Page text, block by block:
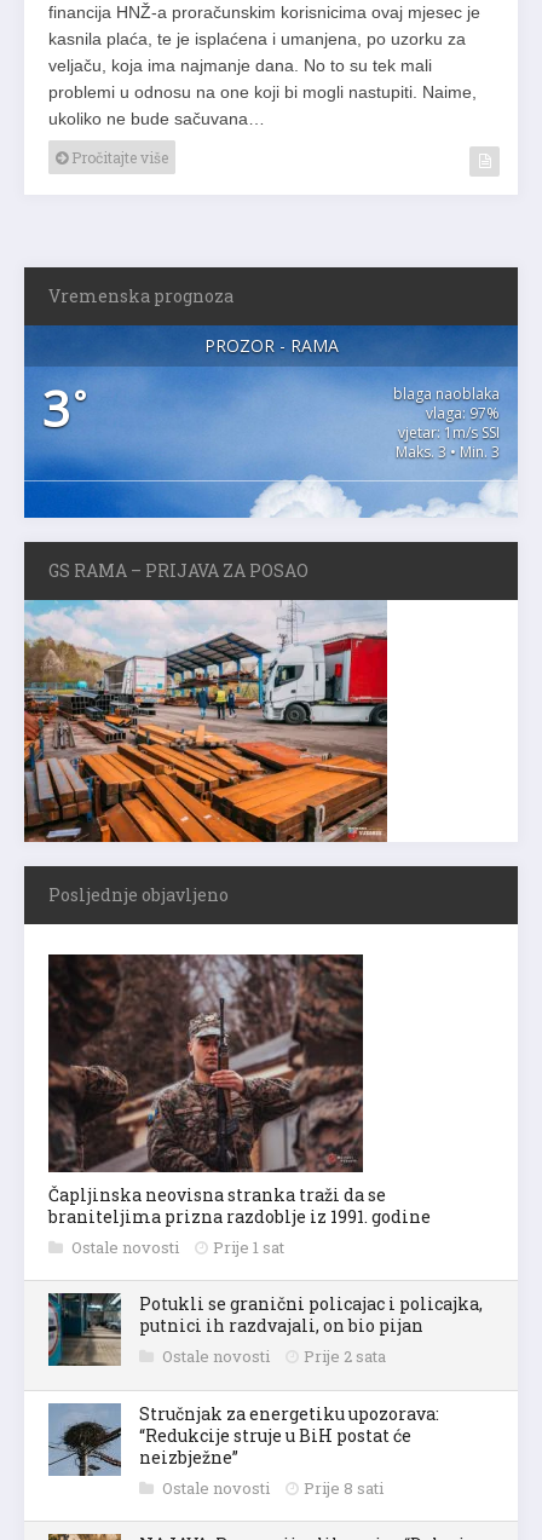
financija HNŽ-a proračunskim korisnicima ovaj mjesec je
kasnila plaća, te je isplaćena i umanjena, po uzorku za
veljaču, koja ima najmanje dana. No to su tek mali
problemi u odnosu na one koji bi mogli nastupiti. Naime,
ukoliko ne bude sačuvana…
Pročitajte više
Vremenska prognoza
PROZOR - RAMA
3°
blaga naoblaka
vlaga: 97%
vjetar: 1m/s SSI
Maks. 3 • Min. 3
GS RAMA – PRIJAVA ZA POSAO
Posljednje objavljeno
Čapljinska neovisna stranka traži da se
braniteljima prizna razdoblje iz 1991. godine
Ostale novosti Prije 1 sat
Potukli se granični policajac i policajka,
putnici ih razdvajali, on bio pijan
Ostale novosti Prije 2 sata
Stručnjak za energetiku upozorava:
“Redukcije struje u BiH postat će
neizbježne”
Ostale novosti Prije 8 sati